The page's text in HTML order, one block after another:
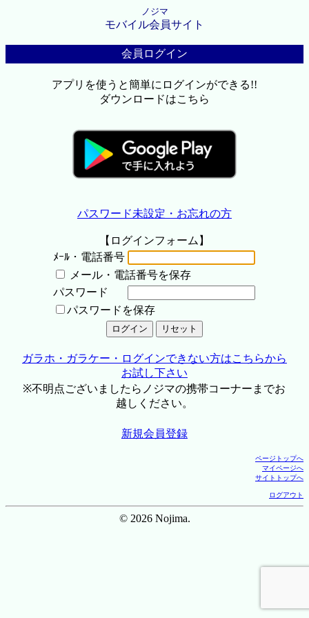
ノジマ
モバイル会員サイト
会員ログイン
アプリを使うと簡単にログインができる!!
ダウンロードはこちら
パスワード未設定・お忘れの方
【ログインフォーム】
ﾒｰﾙ・電話番号
メール・電話番号を保存
パスワード
パスワードを保存
ガラホ・ガラケー・ログインできない方はこちらから
お試し下さい
※不明点ございましたらノジマの携帯コーナーまでお
越しください。
新規会員登録
ページトップへ
マイページへ
サイトトップへ
ログアウト
© 2026 Nojima.